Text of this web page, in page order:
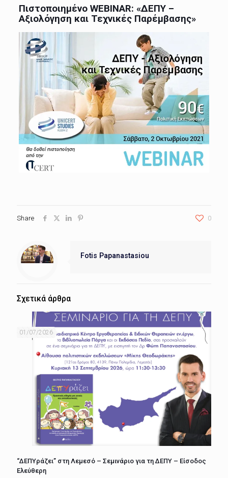
Πιστοποιημένο WEBINAR: «ΔΕΠΥ –
Αξιολόγηση και Τεχνικές Παρέμβασης»
Share 0
Fotis Papanastasiou
Σχετικά άρθρα
01/07/2026
“ΔΕΠΥράζει” στη Λεμεσό – Σεμινάριο για τη ΔΕΠΥ – Είσοδος
Ελεύθερη